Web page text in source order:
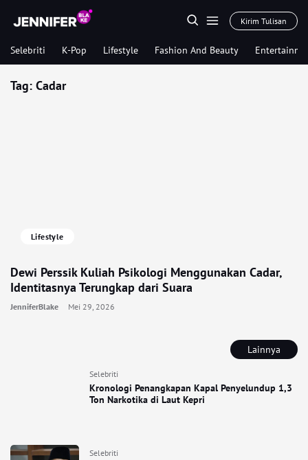
Kirim Tulisan
Selebriti K-Pop Lifestyle Fashion And Beauty
Lainnya
Selebriti
Kronologi Penangkapan Kapal Penyelundup 1,3
Ton Narkotika di Laut Kepri
Selebriti
Tag: Cadar
Lifestyle
Dewi Perssik Kuliah Psikologi Menggunakan Cadar,
Identitasnya Terungkap dari Suara
JenniferBlake Mei 29, 2026